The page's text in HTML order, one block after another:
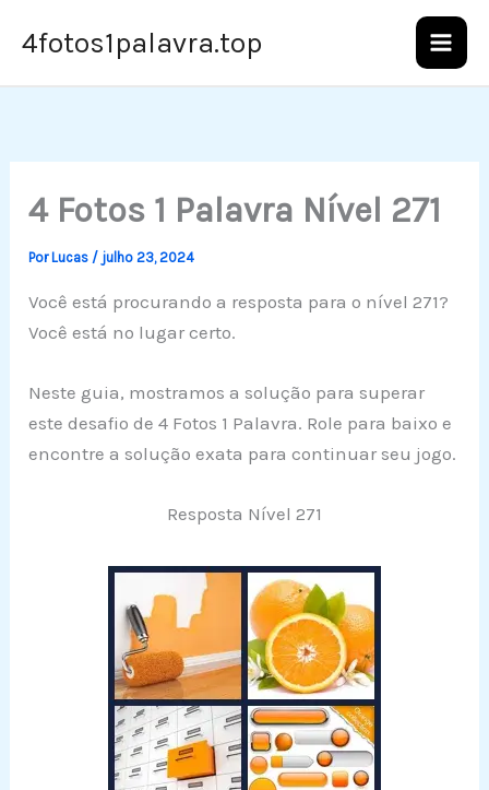
para4fotos1palavra.top
4 Fotos 1 Palavra Nível 271
PorLucas / julho 23, 2024
Você está procurando a resposta para o nível 271?
Você está no lugar certo.
Neste guia, mostramos a solução para superar
este desafio de 4 Fotos 1 Palavra. Role para baixo e
encontre a solução exata para continuar seu jogo.
Resposta Nível 271